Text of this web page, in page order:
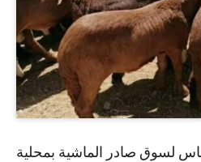
لسوق صادر الماشية بمحلية